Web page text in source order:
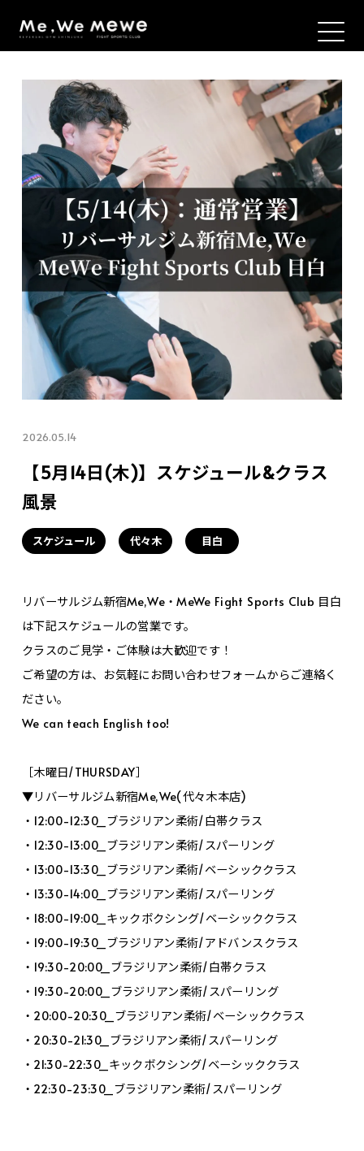
2026.05.14
【5月14日(木)】スケジュール&クラス
風景
スケジュール 代々木 目白
リバーサルジム新宿Me,We・MeWe Fight Sports Club 目白
は下記スケジュールの営業です。
クラスのご見学・ご体験は大歓迎です！
ご希望の方は、お気軽にお問い合わせフォームからご連絡く
ださい。
We can teach English too!
［木曜日/THURSDAY］
▼リバーサルジム新宿Me,We(代々木本店)
・12:00-12:30_ブラジリアン柔術/白帯クラス
・12:30-13:00_ブラジリアン柔術/スパーリング
・13:00-13:30_ブラジリアン柔術/ベーシッククラス
・13:30-14:00_ブラジリアン柔術/スパーリング
・18:00-19:00_キックボクシング/ベーシッククラス
・19:00-19:30_ブラジリアン柔術/アドバンスクラス
・19:30-20:00_ブラジリアン柔術/白帯クラス
・19:30-20:00_ブラジリアン柔術/スパーリング
・20:00-20:30_ブラジリアン柔術/ベーシッククラス
・20:30-21:30_ブラジリアン柔術/スパーリング
・21:30-22:30_キックボクシング/ベーシッククラス
・22:30-23:30_ブラジリアン柔術/スパーリング